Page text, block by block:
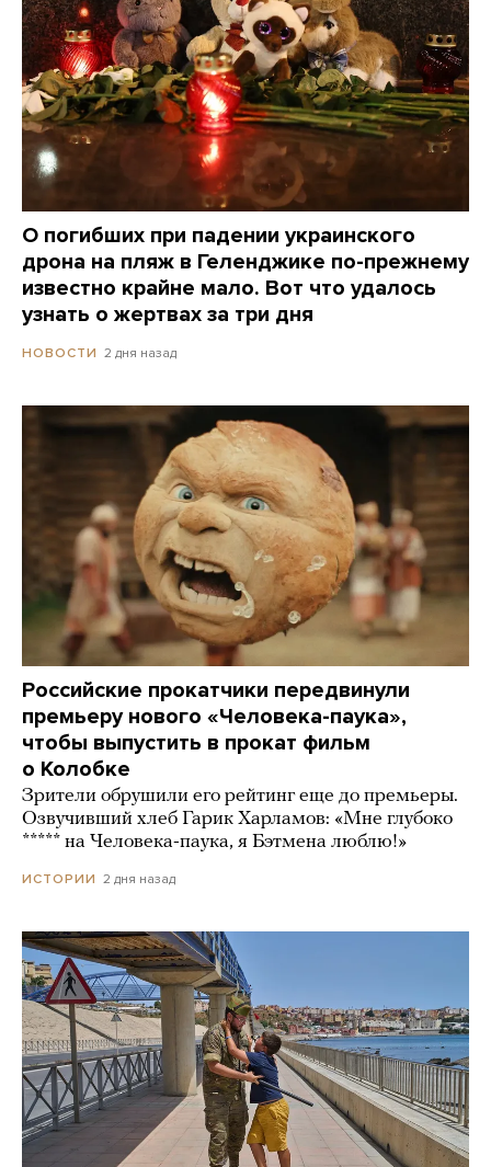
О погибших при падении украинского
дрона на пляж в Геленджике по-прежнему
известно крайне мало. Вот что удалось
узнать о жертвах за три дня
НОВОСТИ 2 дня назад
Российские прокатчики передвинули
премьеру нового «Человека-паука»,
чтобы выпустить в прокат фильм
о Колобке
Зрители обрушили его рейтинг еще до премьеры.
Озвучивший хлеб Гарик Харламов: «Мне глубоко
***** на Человека-паука, я Бэтмена люблю!»
ИСТОРИИ 2 дня назад